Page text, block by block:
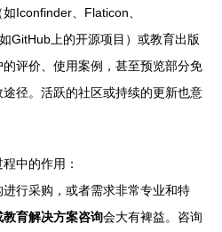
Iconfinder、Flaticon、
GitHub上的开源项目）或教育出版
评价、使用案例，甚至预览部分免
径。活跃的社区或持续的更新也意
中的作用：
行采购，或者需求非常专业和特
育解决方案咨询会大有裨益。咨询